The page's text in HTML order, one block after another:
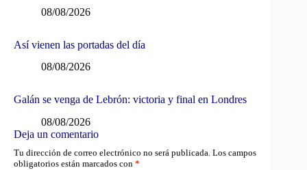
08/08/2026
Así vienen las portadas del día
08/08/2026
Galán se venga de Lebrón: victoria y final en Londres
08/08/2026
Deja un comentario
Tu dirección de correo electrónico no será publicada. Los campos
obligatorios están marcados con *